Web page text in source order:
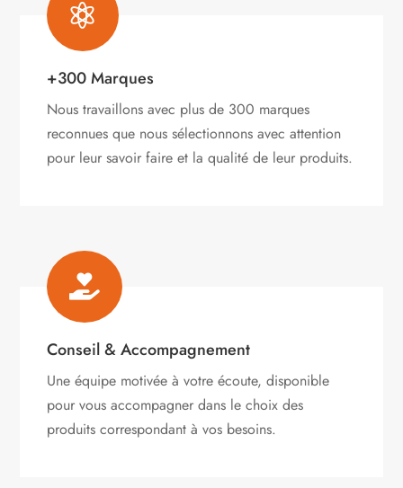

+300 Marques
Nous travaillons avec plus de 300 marques
reconnues que nous sélectionnons avec attention
pour leur savoir faire et la qualité de leur produits.

Conseil & Accompagnement
Une équipe motivée à votre écoute, disponible
pour vous accompagner dans le choix des
produits correspondant à vos besoins.